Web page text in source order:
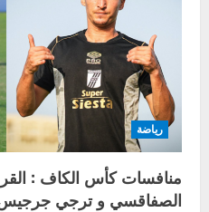
رياضة
منافسات كأس الكاف :
الصفاقسي و ترجي